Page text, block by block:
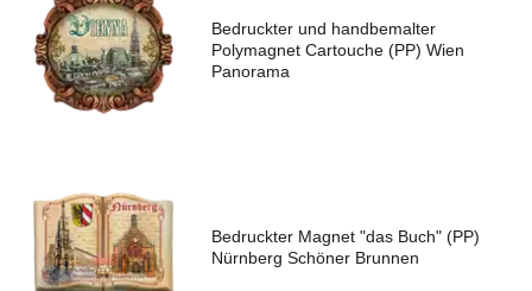
Bedruckter und handbemalter
Polymagnet Cartouche (PP) Wien
Panorama
Bedruckter Magnet "das Buch" (PP)
Nürnberg Schöner Brunnen
Name